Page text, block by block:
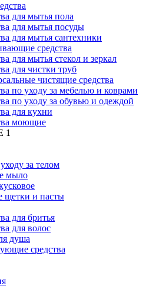
для мытья пола
для мытья посуды
для мытья сантехники
средства
для мытья стекол и зеркал
для чистки труб
чистящие средства
по уходу за мебелью и коврами
по уходу за обувью и одеждой
для кухни
моющие
1
за телом
мыло
щетки и пасты
для бритья
для волос
душа
средства